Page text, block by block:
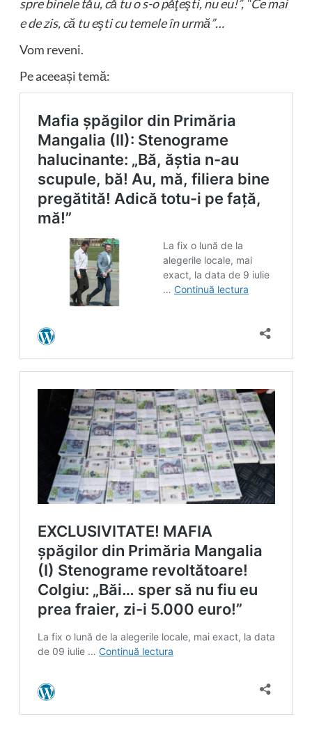
spre binele tău, că tu o s-o păţeşti, nu eu!”, “Ce mai
e de zis, că tu eşti cu temele în urmă”…
Vom reveni.
Pe aceeași temă: